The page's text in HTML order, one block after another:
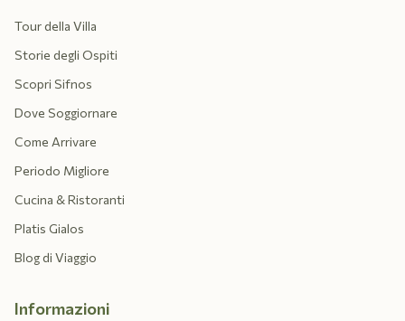
Tour della Villa
Storie degli Ospiti
Scopri Sifnos
Dove Soggiornare
Come Arrivare
Periodo Migliore
Cucina & Ristoranti
Platis Gialos
Blog di Viaggio
Informazioni